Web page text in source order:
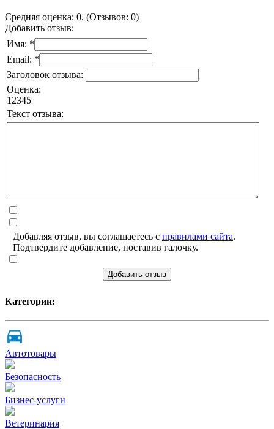
Средняя оценка: 0. (Отзывов: 0)
Добавить отзыв:
Имя: *
Email: *
Заголовок отзыва:
Оценка:
1 2345
Текст отзыва:
Добавляя отзыв, вы соглашаетесь с правилами сайта.
Подтвердите добавление, поставив галочку.
Добавить отзыв
Категории:
Автотовары
Безопасность
Бизнес-услуги
Ветеринария